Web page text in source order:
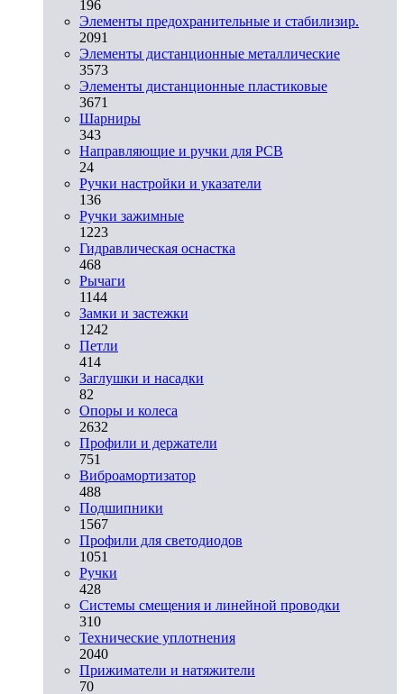
196
Элементы предохранительные и стабилизир.
2091
Элементы дистанционные металлические
3573
Элементы дистанционные пластиковые
3671
Шарниры
343
Направляющие и ручки для PCB
24
Ручки настройки и указатели
136
Ручки зажимные
1223
Гидравлическая оснастка
468
Рычаги
1144
Замки и застежки
1242
Петли
414
Заглушки и насадки
82
Опоры и колеса
2632
Профили и держатели
751
Виброамортизатор
488
Подшипники
1567
Профили для светодиодов
1051
Ручки
428
Системы смещения и линейной проводки
310
Технические уплотнения
2040
Прижиматели и натяжители
70